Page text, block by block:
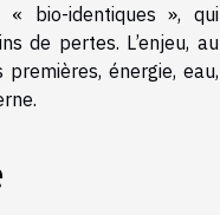
« bio-identiques », qui
de pertes. L’enjeu, au
énergie, eau,